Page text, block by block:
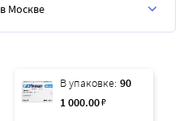
В упаковке: 90
1 000.00₽
в Москве